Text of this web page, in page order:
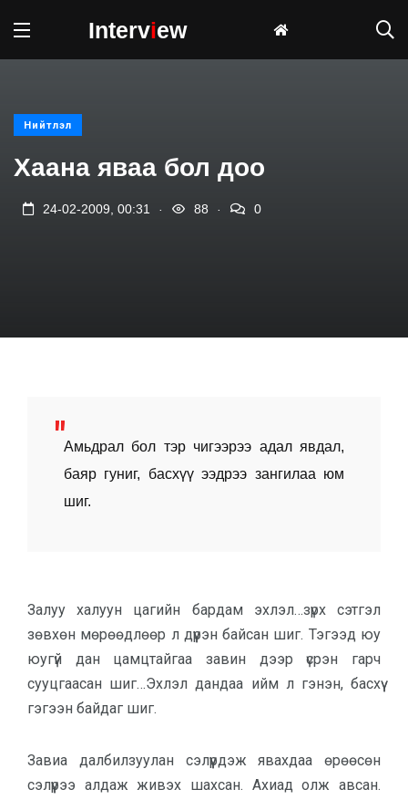
Interview
Нийтлэл
Хаана яваа бол доо
24-02-2009, 00:31 88 0
Амьдрал бол тэр чигээрээ адал явдал,
баяр гуниг, басхүү ээдрээ зангилаа юм
шиг.
Залуу халуун цагийн бардам эхлэл…зүрх сэтгэл
зөвхөн мөрөөдлөөр л дүүрэн байсан шиг. Тэгээд юу
юугүй дан цамцтайгаа завин дээр үсрэн гарч
сууцгаасан шиг…Эхлэл дандаа ийм л гэнэн, басхүү
гэгээн байдаг шиг.
Завиа далбилзуулан сэлүүрдэж явахдаа өрөөсөн
сэлүүрээ алдаж живэх шахсан. Ахиад олж авсан.